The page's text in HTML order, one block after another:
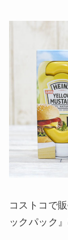
コストコで
ックパック